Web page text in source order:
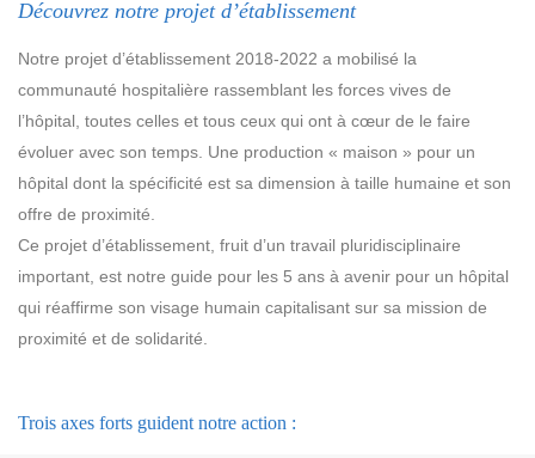
Découvrez notre projet d’établissement
Notre projet d’établissement 2018-2022 a mobilisé la
communauté hospitalière rassemblant les forces vives de
l’hôpital, toutes celles et tous ceux qui ont à cœur de le faire
évoluer avec son temps. Une production « maison » pour un
hôpital dont la spécificité est sa dimension à taille humaine et son
offre de proximité.
Ce projet d’établissement, fruit d’un travail pluridisciplinaire
important, est notre guide pour les 5 ans à avenir pour un hôpital
qui réaffirme son visage humain capitalisant sur sa mission de
proximité et de solidarité.
Trois axes forts guident notre action :